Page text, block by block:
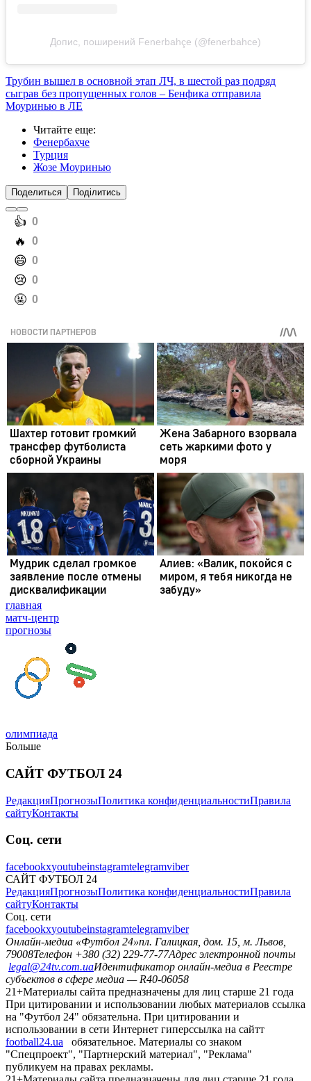
Допис, поширений Fenerbahçe (@fenerbahce)
Трубин вышел в основной этап ЛЧ, в шестой раз подряд
сыграв без пропущенных голов – Бенфика отправила
Моуринью в ЛЕ
Читайте еще:
Фенербахче
Турция
Жозе Моуринью
Поделиться Поділитись
️👍 0
️🔥 0
️😄 0
️😢 0
️🤬 0
главная
матч-центр
прогнозы
олимпиада
Больше
САЙТ ФУТБОЛ 24
РедакцияПрогнозыПолитика конфиденциальностиПравила
сайтуКонтакты
Соц. сети
facebookxyoutubeinstagramtelegramviber
САЙТ ФУТБОЛ 24
РедакцияПрогнозыПолитика конфиденциальностиПравила
сайтуКонтакты
Соц. сети
facebookxyoutubeinstagramtelegramviber
Онлайн-медиа «Футбол 24»пл. Галицкая, дом. 15, м. Львов,
79008Телефон +380 (32) 229-77-77Адрес электронной почты
legal@24tv.com.uaИдентификатор онлайн-медиа в Реестре
субъектов в сфере медиа — R40-06058
21+Материалы сайта предназначены для лиц старше 21 года
При цитировании и использовании любых материалов ссылка
на "Футбол 24" обязательна. При цитировании и
использовании в сети Интернет гиперссылка на сайтт
football24.ua
обязательное. Материалы со знаком
"Спецпроект", "Партнерский материал", "Реклама"
публикуем на правах рекламы.